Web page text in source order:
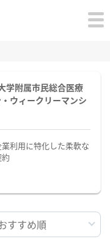
学附属市民総合医療
ウィークリーマンシ
利用に特化した柔軟な